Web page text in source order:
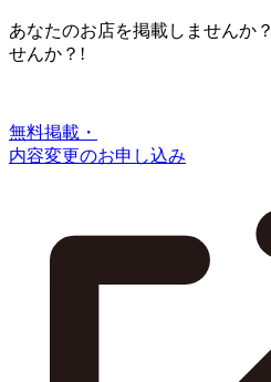
あなたのお店を掲載しませんか？
せんか？!
無料掲載・
内容変更のお申し込み